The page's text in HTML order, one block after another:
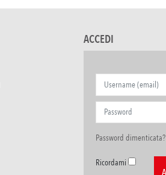
ACCEDI
Password dimenticata?
Ricordami